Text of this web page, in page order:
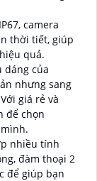
camera
thời tiết, giúp
quả.
dáng của
nhưng sang
giá rẻ và
để chọn
nhiều tính
đàm thoại 2
để giúp bạn